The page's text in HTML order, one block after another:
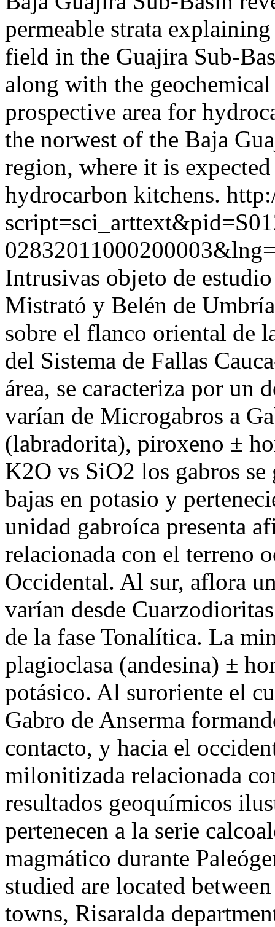
permeable strata
field in the Guajira Sub-
along with the
prospective area for
the norwest of the Baja
region, where it is
hydrocarbon kitchens.
Intrusivas objeto de
Mistrató y Belén de
sobre el flanco oriental de
del Sistema de Fallas
área, se caracteriza por un
varían de Microgabros a
(labradorita), piroxeno ±
K2O vs SiO2 los gabros se
bajas en potasio y
unidad gabroíca presenta
relacionada con el terreno
Occidental. Al sur, aflora
varían desde
de la fase Tonalítica. La
plagioclasa (andesina) ±
potásico. Al suroriente el
Gabro de Anserma
contacto, y hacia el
milonitizada relacionada
resultados geoquímicos
pertenecen a la serie
magmático durante
studied are located
towns, Risaralda